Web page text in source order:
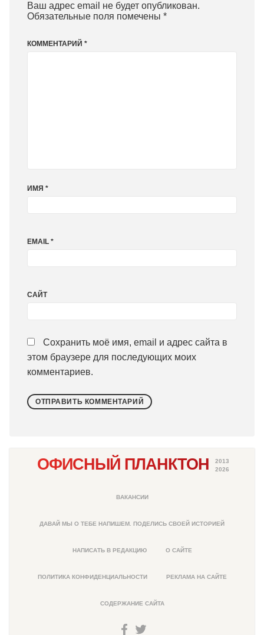
Ваш адрес email не будет опубликован.
Обязательные поля помечены *
КОММЕНТАРИЙ *
ИМЯ *
EMAIL *
САЙТ
Сохранить моё имя, email и адрес сайта в
этом браузере для последующих моих
комментариев.
ОФИСНЫЙ ПЛАНКТОН
2013
2026
ВАКАНСИИ
ДАВАЙ МЫ О ТЕБЕ НАПИШЕМ. ПОДЕЛИСЬ СВОЕЙ ИСТОРИЕЙ
НАПИСАТЬ В РЕДАКЦИЮ О САЙТЕ
ПОЛИТИКА КОНФИДЕНЦИАЛЬНОСТИ РЕКЛАМА НА САЙТЕ
СОДЕРЖАНИЕ САЙТА